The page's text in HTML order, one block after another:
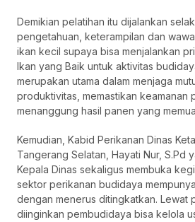
Demikian pelatihan itu dijalankan
pengetahuan, keterampilan dan
ikan kecil supaya bisa menjalankan
Ikan yang Baik untuk aktivitas
merupakan utama dalam menjaga
produktivitas, memastikan keamanan
menanggung hasil panen yang
Kemudian, Kabid Perikanan Dinas
Tangerang Selatan, Hayati Nur, S.Pd
Kepala Dinas sekaligus membuka
sektor perikanan budidaya
dengan menerus ditingkatkan. Lewat
diinginkan pembudidaya bisa kelola